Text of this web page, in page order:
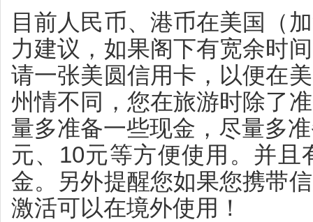
目前人民币、港币在美国（
力建议，如果阁下有宽余时
请一张美圆信用卡，以便在
州情不同，您在旅游时除了
量多准备一些现金，尽量多
元、10元等方便使用。并
金。另外提醒您如果您携带
激活可以在境外使用！